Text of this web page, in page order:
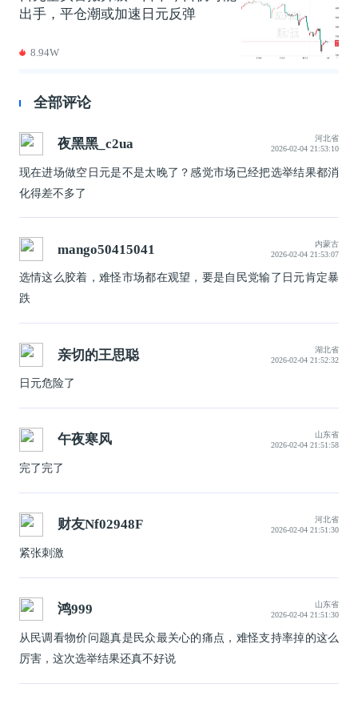
出手，平仓潮或加速日元反弹
8.94W
全部评论
夜黑黑_c2ua
河北省
2026-02-04 21:53:10
现在进场做空日元是不是太晚了？感觉市场已经把选举结果都消
化得差不多了
mango50415041
内蒙古
2026-02-04 21:53:07
选情这么胶着，难怪市场都在观望，要是自民党输了日元肯定暴
跌
亲切的王思聪
湖北省
2026-02-04 21:52:32
日元危险了
午夜寒风
山东省
2026-02-04 21:51:58
完了完了
财友Nf02948F
河北省
2026-02-04 21:51:30
紧张刺激
鸿999
山东省
2026-02-04 21:51:30
从民调看物价问题真是民众最关心的痛点，难怪支持率掉的这么
厉害，这次选举结果还真不好说